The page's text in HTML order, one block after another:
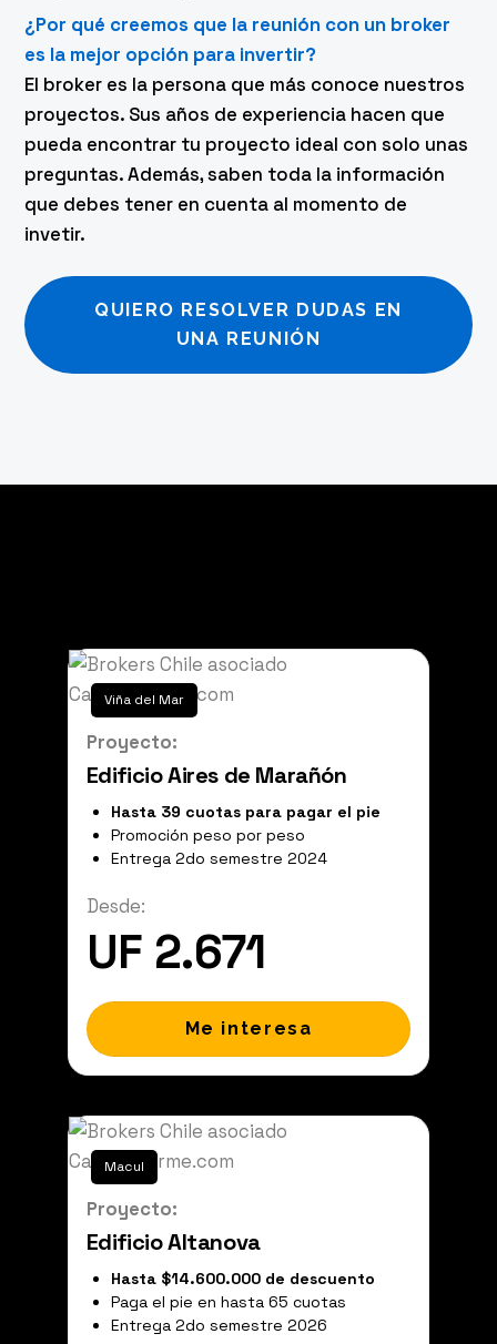
¿Por qué creemos que la reunión con un broker
es la mejor opción para invertir?
El broker es la persona que más conoce nuestros
proyectos. Sus años de experiencia hacen que
pueda encontrar tu proyecto ideal con solo unas
preguntas. Además, saben toda la información
que debes tener en cuenta al momento de
invetir.
QUIERO RESOLVER DUDAS EN
UNA REUNIÓN
Viña del Mar
Proyecto:
Edificio Aires de Marañón
Hasta 39 cuotas para pagar el pie
Promoción peso por peso
Entrega 2do semestre 2024
Desde:
UF 2.671
Me interesa
Macul
Proyecto:
Edificio Altanova
Hasta $14.600.000 de descuento
Paga el pie en hasta 65 cuotas
Entrega 2do semestre 2026